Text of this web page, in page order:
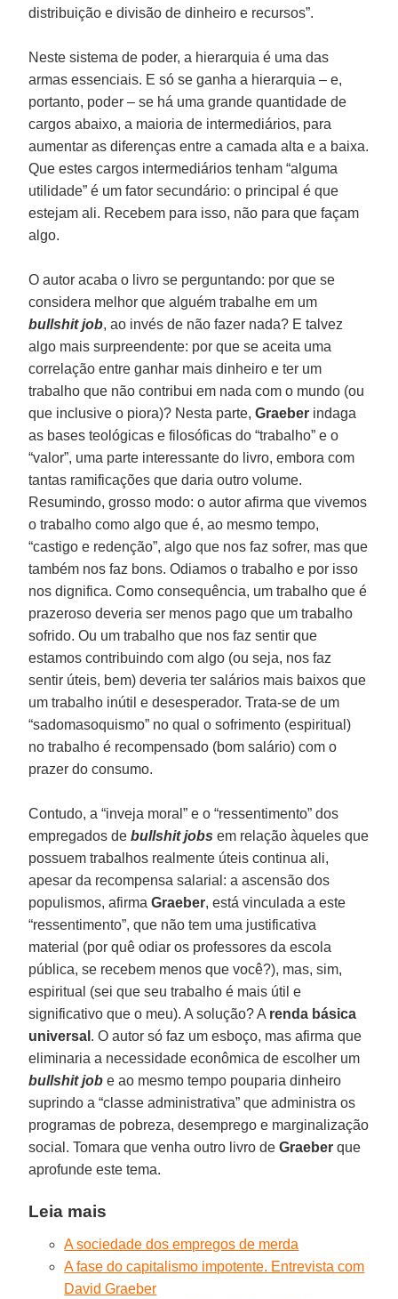
distribuição e divisão de dinheiro e recursos”.
Neste sistema de poder, a hierarquia é uma das
armas essenciais. E só se ganha a hierarquia – e,
portanto, poder – se há uma grande quantidade de
cargos abaixo, a maioria de intermediários, para
aumentar as diferenças entre a camada alta e a baixa.
Que estes cargos intermediários tenham “alguma
utilidade” é um fator secundário: o principal é que
estejam ali. Recebem para isso, não para que façam
algo.
O autor acaba o livro se perguntando: por que se
considera melhor que alguém trabalhe em um
bullshit job, ao invés de não fazer nada? E talvez
algo mais surpreendente: por que se aceita uma
correlação entre ganhar mais dinheiro e ter um
trabalho que não contribui em nada com o mundo (ou
que inclusive o piora)? Nesta parte,Graeber indaga
as bases teológicas e filosóficas do “trabalho” e o
“valor”, uma parte interessante do livro, embora com
tantas ramificações que daria outro volume.
Resumindo, grosso modo: o autor afirma que vivemos
o trabalho como algo que é, ao mesmo tempo,
“castigo e redenção”, algo que nos faz sofrer, mas que
também nos faz bons. Odiamos o trabalho e por isso
nos dignifica. Como consequência, um trabalho que é
prazeroso deveria ser menos pago que um trabalho
sofrido. Ou um trabalho que nos faz sentir que
estamos contribuindo com algo (ou seja, nos faz
sentir úteis, bem) deveria ter salários mais baixos que
um trabalho inútil e desesperador. Trata-se de um
“sadomasoquismo” no qual o sofrimento (espiritual)
no trabalho é recompensado (bom salário) com o
prazer do consumo.
Contudo, a “inveja moral” e o “ressentimento” dos
empregados debullshit jobs em relação àqueles que
possuem trabalhos realmente úteis continua ali,
apesar da recompensa salarial: a ascensão dos
populismos, afirmaGraeber, está vinculada a este
“ressentimento”, que não tem uma justificativa
material (por quê odiar os professores da escola
pública, se recebem menos que você?), mas, sim,
espiritual (sei que seu trabalho é mais útil e
significativo que o meu). A solução? A renda básica
universal . O autor só faz um esboço, mas afirma que
eliminaria a necessidade econômica de escolher um
bullshit job e ao mesmo tempo pouparia dinheiro
suprindo a “classe administrativa” que administra os
programas de pobreza, desemprego e marginalização
social. Tomara que venha outro livro deGraeber que
aprofunde este tema.
Leia mais
A sociedade dos empregos de merda
A fase do capitalismo impotente. Entrevista com
David Graeber